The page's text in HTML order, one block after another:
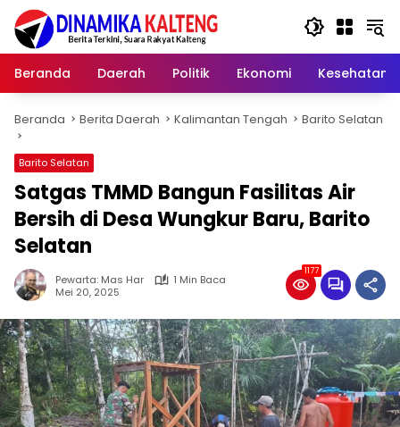
Langsung
konten
Beranda
Daerah Politik Ekonomi Kesehatan
Beranda Berita Daerah Kalimantan Tengah Barito Selatan
Barito Selatan
Satgas TMMD Bangun Fasilitas Air
Bersih di Desa Wungkur Baru, Barito
Selatan
Pewarta: Mas Har
1 Min Baca
Mei 20, 2025
1177